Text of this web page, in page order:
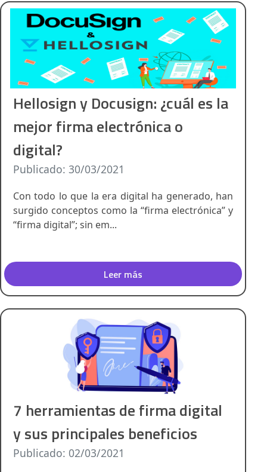
Hellosign y Docusign: ¿cuál es la
mejor firma electrónica o
digital?
Publicado: 30/03/2021
Con todo lo que la era digital ha generado, han
surgido conceptos como la “firma electrónica” y
“firma digital”; sin em...
Leer más
7 herramientas de firma digital
y sus principales beneficios
Publicado: 02/03/2021